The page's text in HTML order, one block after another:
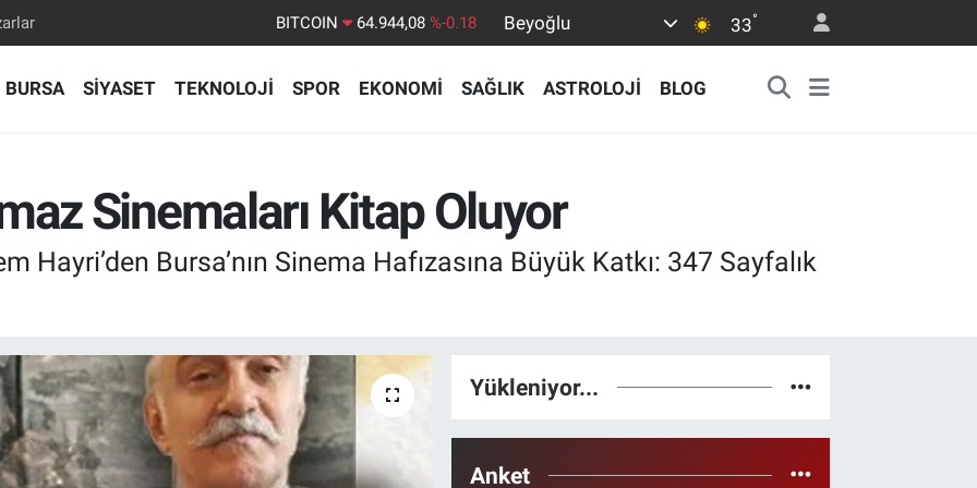
DOLAR 47,7436 %0.18
STERLİN
64,4811 %0.38
BITCOIN
64.944,08 %-0.18
Beyoğlu 33°
BURSA SİYASET TEKNOLOJİ SPOR EKONOMİ SAĞLIK ASTROLOJİ BLOG
Sinemaları Kitap Oluyor
Hayri’den Bursa’nın Sinema Hafızasına Büyük Katkı: 347 Sayfalık
Yükleniyor...
Anket